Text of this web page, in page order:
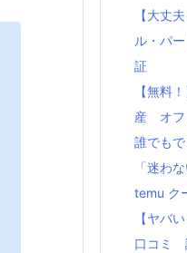
【大丈
ル・パ
証
【無料
産 オフ
誰でも
「迷わ
temu ク
【ヤバ
口コミ